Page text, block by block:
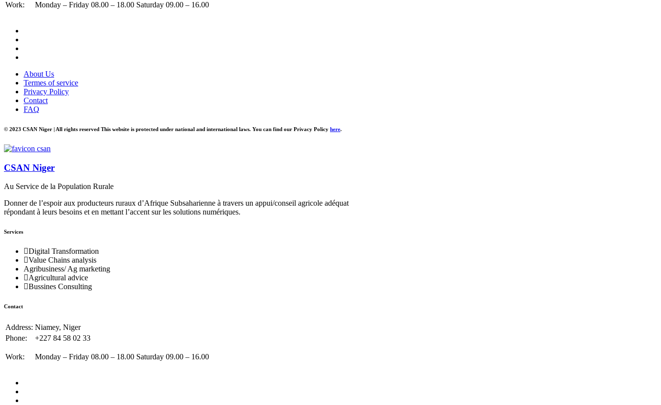
F
Work: Monday – Friday 08.00 – 18.00 Saturday 09.00 – 16.00
About Us
Termes of service
Privacy Policy
Contact
FAQ
© 2023 CSAN Niger | All rights reserved This website is protected under national and international laws. You can find our Privacy Policy here.
CSAN Niger
Au Service de la Population Rurale
Donner de l’espoir aux producteurs ruraux d’Afrique Subsaharienne à travers un appui/conseil agricole adéquat
répondant à leurs besoins et en mettant l’accent sur les solutions numériques.
Services
Digital Transformation
Value Chains analysis
Agribusiness/ Ag marketing
Agricultural advice
Bussines Consulting
Contact
Address: Niamey, Niger
Phone:
+227 84 58 02 33
Work: Monday – Friday 08.00 – 18.00 Saturday 09.00 – 16.00